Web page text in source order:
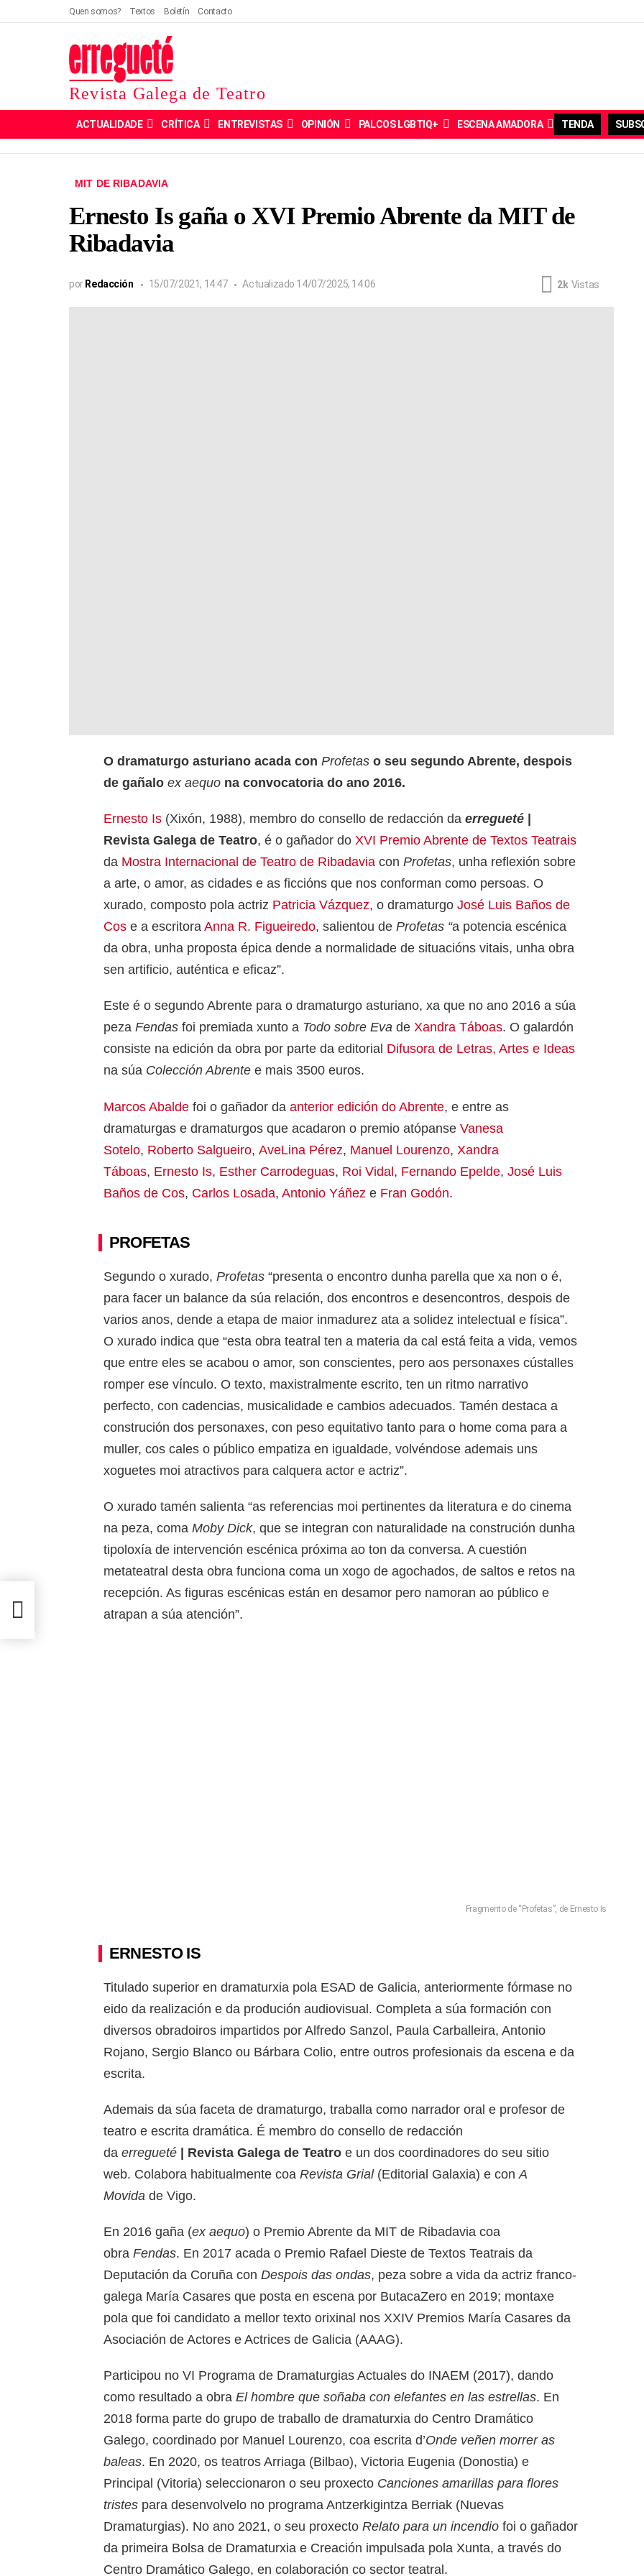
Quen somos? Textos Boletín Contacto
Revista Galega de Teatro
ACTUALIDADE CRÍTICA ENTREVISTAS OPINIÓN PALCOS LGBTIQ+ ESCENA AMADORA TENDA
MIT DE RIBADAVIA
Ernesto Is gaña o XVI Premio Abrente da MIT de
Ribadavia
por Redacción 15/07/2021, 14:47 Actualizado 14/07/2025, 14:06 2k Vistas
O dramaturgo asturiano acada con Profetas o seu segundo Abrente, despois
de gañalo ex aequo na convocatoria do ano 2016.
Ernesto Is (Xixón, 1988), membro do consello de redacción da erregueté
Revista Galega de Teatro, é o gañador do XVI Premio Abrente de Textos Teatrais
da Mostra Internacional de Teatro de Ribadavia con Profetas, unha reflexión sobre
a arte, o amor, as cidades e as ficcións que nos conforman como persoas. O
xurado, composto pola actriz Patricia Vázquez, o dramaturgo José Luis Baños de
Cos e a escritora Anna R. Figueiredo, salientou de Profetas “a potencia escénica
da obra, unha proposta épica dende a normalidade de situacións vitais, unha obra
sen artificio, auténtica e eficaz”.
Este é o segundo Abrente para o dramaturgo asturiano, xa que no ano 2016 a súa
peza Fendas foi premiada xunto a Todo sobre Eva de Xandra Táboas. O galardón
consiste na edición da obra por parte da editorial Difusora de Letras, Artes e Ideas
na súa Colección Abrente e mais 3500 euros.
Marcos Abalde foi o gañador da anterior edición do Abrente, e entre as
dramaturgas e dramaturgos que acadaron o premio atópanse Vanesa
Sotelo, Roberto Salgueiro, AveLina Pérez, Manuel Lourenzo, Xandra
Táboas, Ernesto Is, Esther Carrodeguas, Roi Vidal , Fernando Epelde, José Luis
Baños de Cos, Carlos Losada, Antonio Yáñez e Fran Godón.
PROFETAS
Segundo o xurado, Profetas “presenta o encontro dunha parella que xa non o é,
para facer un balance da súa relación, dos encontros e desencontros, despois de
varios anos, dende a etapa de maior inmadurez ata a solidez intelectual e física”.
O xurado indica que “esta obra teatral ten a materia da cal está feita a vida, vemos
que entre eles se acabou o amor, son conscientes, pero aos personaxes cústalles
romper ese vínculo. O texto, maxistralmente escrito, ten un ritmo narrativo
perfecto, con cadencias, musicalidade e cambios adecuados. Tamén destaca a
construción dos personaxes, con peso equitativo tanto para o home coma para a
muller, cos cales o público empatiza en igualdade, volvéndose ademais uns
xoguetes moi atractivos para calquera actor e actriz”.
O xurado tamén salienta “as referencias moi pertinentes da literatura e do cinema
na peza, coma Moby Dick, que se integran con naturalidade na construción dunha
tipoloxía de intervención escénica próxima ao ton da conversa. A cuestión
metateatral desta obra funciona coma un xogo de agochados, de saltos e retos na
recepción. As figuras escénicas están en desamor pero namoran ao público e
atrapan a súa atención”.
Fragmento de “Profetas”, de Ernesto Is
ERNESTO IS
Titulado superior en dramaturxia pola ESAD de Galicia, anteriormente fórmase no
eido da realización e da produción audiovisual. Completa a súa formación con
diversos obradoiros impartidos por Alfredo Sanzol, Paula Carballeira, Antonio
Rojano, Sergio Blanco ou Bárbara Colio, entre outros profesionais da escena e da
escrita.
Ademais da súa faceta de dramaturgo, traballa como narrador oral e profesor de
teatro e escrita dramática. É membro do consello de redacción
da erregueté | Revista Galega de Teatro e un dos coordinadores do seu sitio
web. Colabora habitualmente coa Revista Grial(Editorial Galaxia) e conA
Movida de Vigo.
En 2016 gaña (ex aequo) o Premio Abrente da MIT de Ribadavia coa
obra Fendas. En 2017 acada o Premio Rafael Dieste de Textos Teatrais da
Deputación da Coruña con Despois das ondas, peza sobre a vida da actriz franco-
galega María Casares que posta en escena por ButacaZero en 2019; montaxe
pola que foi candidato a mellor texto orixinal nos XXIV Premios María Casares da
Asociación de Actores e Actrices de Galicia (AAAG).
Participou no VI Programa de Dramaturgias Actuales do INAEM (2017), dando
como resultado a obra El hombre que soñaba con elefantes en las estrellas. En
2018 forma parte do grupo de traballo de dramaturxia do Centro Dramático
Galego, coordinado por Manuel Lourenzo, coa escrita d’Onde veñen morrer as
baleas. En 2020, os teatros Arriaga (Bilbao), Victoria Eugenia (Donostia) e
Principal (Vitoria) seleccionaron o seu proxecto Canciones amarillas para flores
tristes para desenvolvelo no programa Antzerkigintza Berriak (Nuevas
Dramaturgias). No ano 2021, o seu proxecto Relato para un incendio foi o gañador
da primeira Bolsa de Dramaturxia e Creación impulsada pola Xunta, a través do
Centro Dramático Galego, en colaboración co sector teatral.